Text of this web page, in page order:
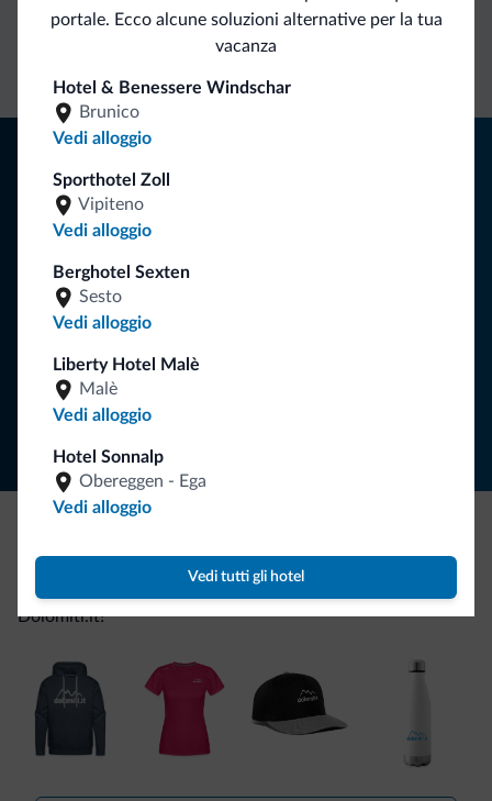
portale. Ecco alcune soluzioni alternative per la tua
vacanza
Hotel & Benessere Windschar
Brunico
Vedi alloggio
Sporthotel Zoll
Vipiteno
Vedi alloggio
Berghotel Sexten
Sesto
Vedi alloggio
Liberty Hotel Malè
Malè
Vedi alloggio
Hotel Sonnalp
Obereggen - Ega
Vedi alloggio
Vedi tutti gli hotel
Contatto
Tariffe
Richieste non
Consigli dalle Dolomiti
Riceverai informazioni, offerte esclusive e news per la tua
ISCRIVITI ALLA NEWSLETTER
Be Original, scopri la nuova collezione
Ce l'avete chiesto in tanti. Ecco la nuova collezione firmata
Dolomiti.it!